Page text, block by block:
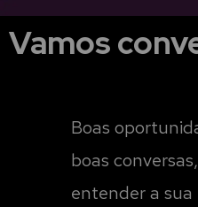
Vamos
Boas
boas
entender a